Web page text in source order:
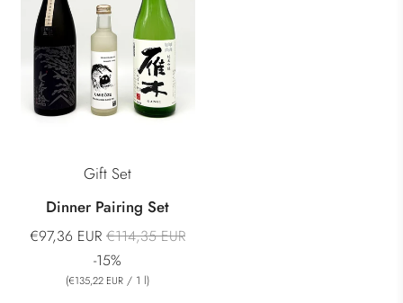
Gift Set
Dinner Pairing Set
€97,36 EUR Normaler
Preis
€114,35 EUR
-15%
(€135,22 EUR / 1 l)